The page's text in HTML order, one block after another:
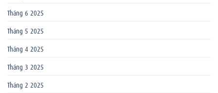
Tháng 6 2025
Tháng 5 2025
Tháng 4 2025
Tháng 3 2025
Tháng 2 2025